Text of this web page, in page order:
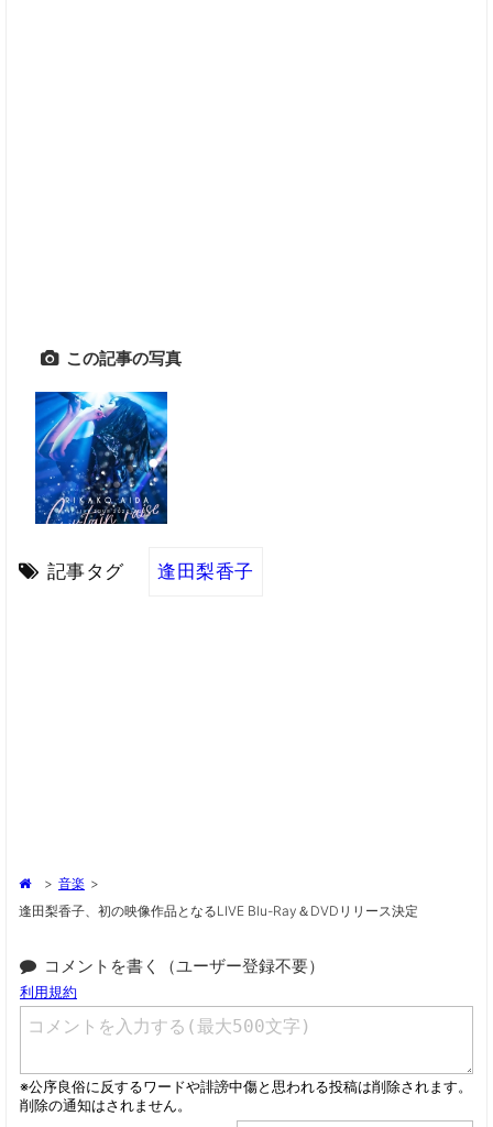
この記事の写真
記事タグ 逢田梨香子
> 音楽 >
逢田梨香子、初の映像作品となるLIVE Blu-Ray＆DVDリリース決定
コメントを書く（ユーザー登録不要）